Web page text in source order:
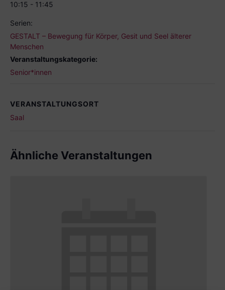
10:15 - 11:45
Serien:
GESTALT – Bewegung für Körper, Gesit und Seel älterer
Menschen
Veranstaltungskategorie:
Senior*innen
VERANSTALTUNGSORT
Saal
Ähnliche Veranstaltungen